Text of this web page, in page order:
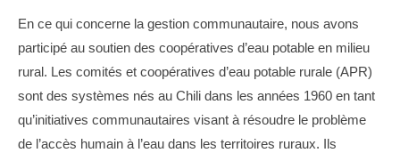
En ce qui concerne la gestion communautaire, nous avons
participé au soutien des coopératives d’eau potable en milieu
rural. Les comités et coopératives d’eau potable rurale (APR)
sont des systèmes nés au Chili dans les années 1960 en tant
qu’initiatives communautaires visant à résoudre le problème
de l’accès humain à l’eau dans les territoires ruraux. Ils